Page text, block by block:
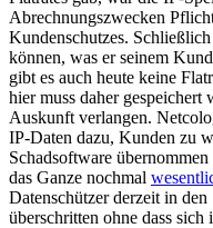
Abrechnungszwecken
Kundenschutzes.
können, was er seinem
gibt es auch heute keine
hier muss daher gespeichert
Auskunft verlangen.
IP-Daten dazu, Kunden zu
Schadsoftware
das Ganze nochmal
Datenschützer derzeit in
überschritten ohne dass